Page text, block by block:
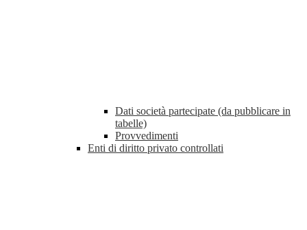
Dati società partecipate (da pubblicare in
tabelle)
Provvedimenti
Enti di diritto privato controllati